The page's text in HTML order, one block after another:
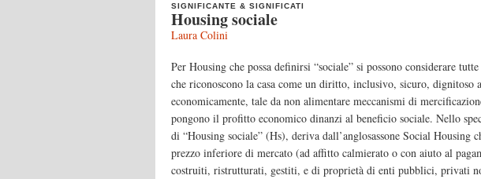
SIGNIFICANTE & SIGNIFICATI
Housing sociale
Laura Colini
Per Housing che possa definirsi “sociale” si possono considerare
che riconoscono la casa come un diritto, inclusivo, sicuro, dignitoso
economicamente, tale da non alimentare meccanismi di
pongono il profitto economico dinanzi al beneficio sociale. Nello
di “Housing sociale” (Hs), deriva dall’anglosassone Social Housing
prezzo inferiore di mercato (ad affitto calmierato o con aiuto al
costruiti, ristrutturati, gestiti, e di proprietà di enti pubblici, privati